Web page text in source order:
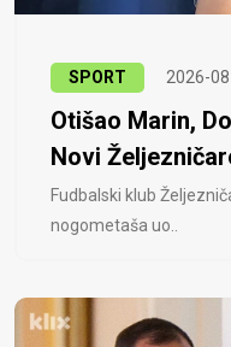
SPORT 2026-
Otišao Marin,
Novi
Fudbalski klub
nogometaša uo..